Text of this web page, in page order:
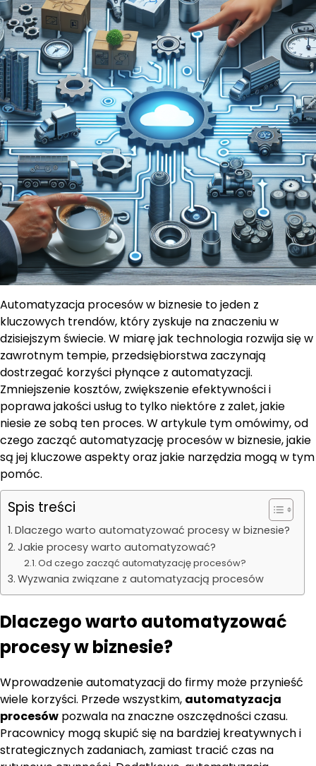
Automatyzacja procesów w biznesie to jeden z
kluczowych trendów, który zyskuje na znaczeniu w
dzisiejszym świecie. W miarę jak technologia rozwija się w
zawrotnym tempie, przedsiębiorstwa zaczynają
dostrzegać korzyści płynące z automatyzacji.
Zmniejszenie kosztów, zwiększenie efektywności i
poprawa jakości usług to tylko niektóre z zalet, jakie
niesie ze sobą ten proces. W artykule tym omówimy, od
czego zacząć automatyzację procesów w biznesie, jakie
są jej kluczowe aspekty oraz jakie narzędzia mogą w tym
pomóc.
Spis treści
Dlaczego warto automatyzować procesy w biznesie?
Jakie procesy warto automatyzować?
Od czego zacząć automatyzację procesów?
Wyzwania związane z automatyzacją procesów
Dlaczego warto automatyzować
procesy w biznesie?
Wprowadzenie automatyzacji do firmy może przynieść
wiele korzyści. Przede wszystkim, automatyzacja
procesów pozwala na znaczne oszczędności czasu.
Pracownicy mogą skupić się na bardziej kreatywnych i
strategicznych zadaniach, zamiast tracić czas na